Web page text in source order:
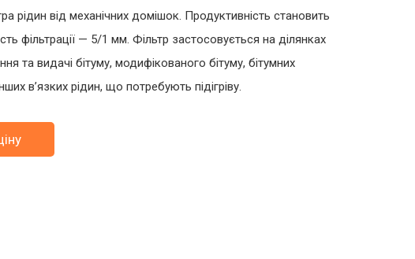
рідин від механічних домішок. Продуктивність становить
фільтрації — 5/1 мм. Фільтр застосовується на ділянках
та видачі бітуму, модифікованого бітуму, бітумних
в’язких рідин, що потребують підігріву.